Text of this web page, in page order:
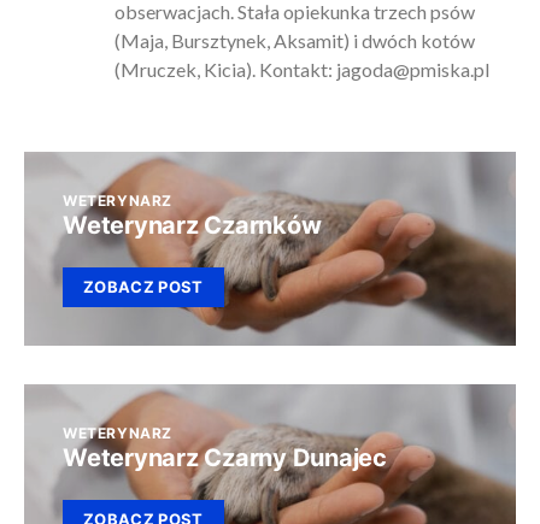
obserwacjach. Stała opiekunka trzech psów
(Maja, Bursztynek, Aksamit) i dwóch kotów
(Mruczek, Kicia). Kontakt: jagoda@pmiska.pl
WETERYNARZ
Weterynarz Czarnków
ZOBACZ POST
WETERYNARZ
Weterynarz Czarny Dunajec
ZOBACZ POST